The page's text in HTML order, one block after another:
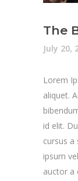
The
July 20,
Lorem
aliquet.
id elit.
cursus
ipsum
auctor a